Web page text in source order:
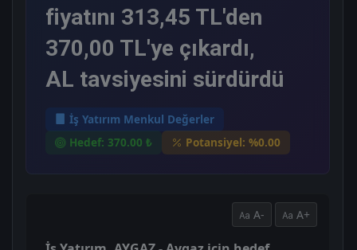
fiyatını 313,45 TL'den
370,00 TL'ye çıkardı,
AL tavsiyesini sürdürdü
İş Yatırım Menkul Değerler
Hedef: 370.00 ₺
Potansiyel: %0.00
A- A+